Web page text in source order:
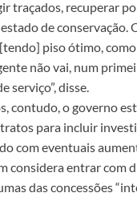
traçados, recuperar
de conservação.
piso ótimo,
não vai, num
serviço”, disse.
contudo, o governo
para incluir
com eventuais
considera entrar com
das concessões